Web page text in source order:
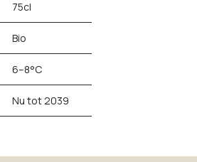
75cl
Bio
6–8°C
Nu tot 2039